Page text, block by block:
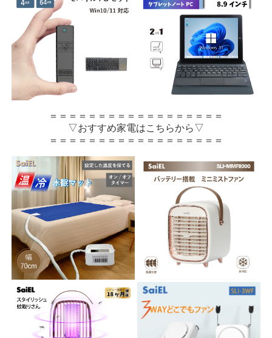
＝＝＝＝＝＝＝＝＝＝＝＝＝＝＝＝＝＝
▽おすすめ家電はこちらから▽
＝＝＝＝＝＝＝＝＝＝＝＝＝＝＝＝＝＝